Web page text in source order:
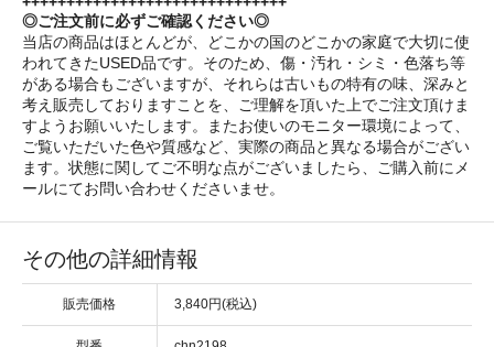
◎ご注文前に必ずご確認ください◎
当店の商品はほとんどが、どこかの国のどこかの家庭で大切に使
われてきたUSED品です。そのため、傷・汚れ・シミ・色落ち等
がある場合もございますが、それらは古いもの特有の味、深みと
考え販売しておりますことを、ご理解を頂いた上でご注文頂けま
すようお願いいたします。またお使いのモニター環境によって、
ご覧いただいた色や質感など、実際の商品と異なる場合がござい
ます。状態に関してご不明な点がございましたら、ご購入前にメ
ールにてお問い合わせくださいませ。
その他の詳細情報
販売価格 3,840円(税込)